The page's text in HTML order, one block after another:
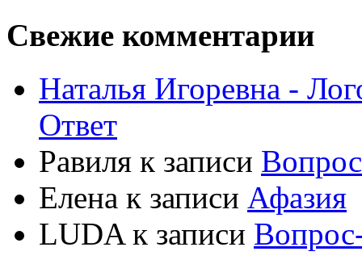
Свежие комментарии
Наталья Игоревна -
Ответ
Равиля к записи
Елена к записи Афазия
LUDAк записи